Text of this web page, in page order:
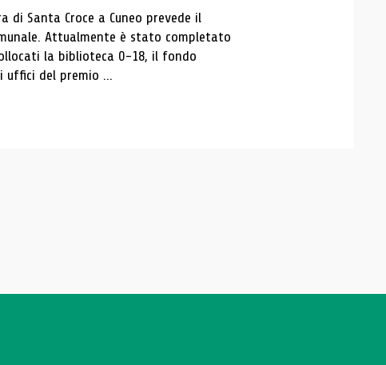
Santa Croce a Cuneo prevede il
Attualmente è stato completato
la biblioteca 0-18, il fondo
uffici del premio ...